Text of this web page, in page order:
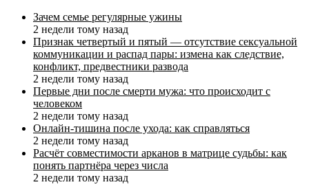
Зачем семье регулярные ужины
2 недели тому назад
Признак четвертый и пятый — отсутствие сексуальной
коммуникации и распад пары: измена как следствие,
конфликт, предвестники развода
2 недели тому назад
Первые дни после смерти мужа: что происходит с
человеком
2 недели тому назад
Онлайн-тишина после ухода: как справляться
2 недели тому назад
Расчёт совместимости арканов в матрице судьбы: как
понять партнёра через числа
2 недели тому назад